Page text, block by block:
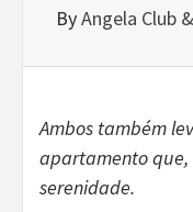
ByAngela Club
Ambos também
apartamento que,
serenidade.